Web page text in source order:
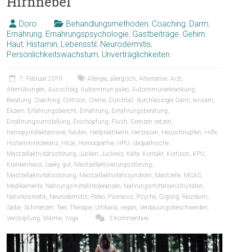
Doro Behandlungsmethoden, Coaching, Darm,
Ernährung, Ernährungspsychologie, Gastbeiträge, Gehirn,
Haut, Histamin, Lebensstil , Neurodermitis,
Persönlichkeitswachstum, Unverträglichkeiten
7. Februar 2019 Allergie,allergisch,Alternative,Arzt,
Atemübungen,Ausschlag,Autoimmun paleo,Autoimmunerkrankung,
Beratung, Coaching, Cortison, Creme, Durchfall , durchlässiger Darm,einsam,
Ekzem, Erfahrungsbericht, Ernährung, Ernährungsberatung,
Ernährungsumstellung, Erschöpfung, Flush, Grenzen setzen,
hämopyrrollaktamurie, häuten, Heilpraktikerin, Herzrasen, Heuschnupfen, Hilfe,
Histaminintoleranz, Hitze, Homöopathie, HPU, idiopathische
Mastzellaktivitätsstörung,Jucken,Juckreiz, Kälte, Kontakt, Kortison, KPU,
Krankenhaus, Leaky gut, Mastzellaktivierungsstörung,
Mastzellaktivitätsstörung, Mastzellaktivitätssyndrom, Mastzelle, MCAS,
Medikamente, Nahrungsmittelintoleranzen, Nahrungsmittelsensitivitäten,
Naturkosmetik, Neurodermitis, Paleo, Psoriasis, Psyche, Qigong, Reizdarm,
Salbe, Schmerzen,Teer,Therapie, Urtikaria,vegan,Verdauungsbeschwerden,
Verstopfung,Wärme,Yoga 3 Kommentare